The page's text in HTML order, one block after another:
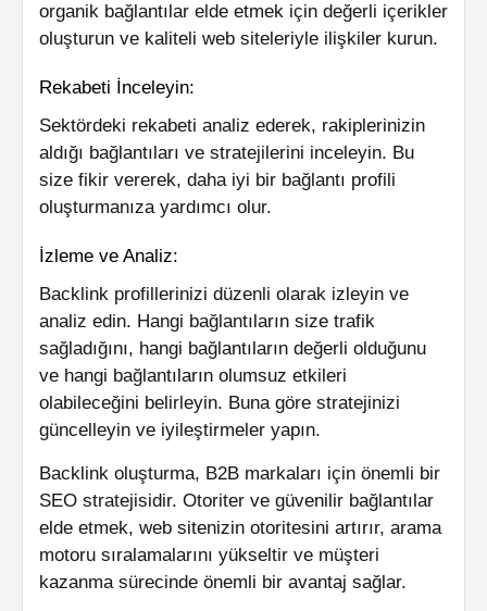
organik bağlantılar elde etmek için değerli içerikler
oluşturun ve kaliteli web siteleriyle ilişkiler kurun.
Rekabeti İnceleyin:
Sektördeki rekabeti analiz ederek, rakiplerinizin
aldığı bağlantıları ve stratejilerini inceleyin. Bu
size fikir vererek, daha iyi bir bağlantı profili
oluşturmanıza yardımcı olur.
İzleme ve Analiz:
Backlink profillerinizi düzenli olarak izleyin ve
analiz edin. Hangi bağlantıların size trafik
sağladığını, hangi bağlantıların değerli olduğunu
ve hangi bağlantıların olumsuz etkileri
olabileceğini belirleyin. Buna göre stratejinizi
güncelleyin ve iyileştirmeler yapın.
Backlink oluşturma, B2B markaları için önemli bir
SEO stratejisidir. Otoriter ve güvenilir bağlantılar
elde etmek, web sitenizin otoritesini artırır, arama
motoru sıralamalarını yükseltir ve müşteri
kazanma sürecinde önemli bir avantaj sağlar.